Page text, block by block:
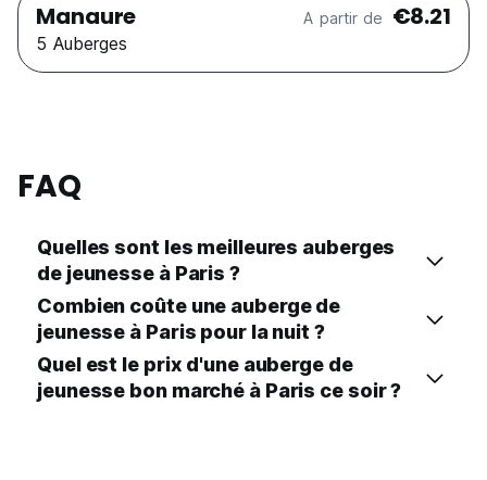
Manaure A partir de €8.21
5 Auberges
FAQ
Quelles sont les meilleures auberges
de jeunesse à Paris ?
Combien coûte une auberge de
jeunesse à Paris pour la nuit ?
Quel est le prix d'une auberge de
jeunesse bon marché à Paris ce soir ?